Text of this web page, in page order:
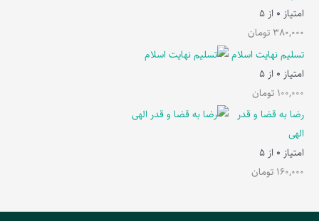
امتیاز 0 از 5
380,000 تومان
تسلیم نهایت اسلام
امتیاز 0 از 5
100,000 تومان
رضا به قضا و قدر
الهی
امتیاز 0 از 5
160,000 تومان